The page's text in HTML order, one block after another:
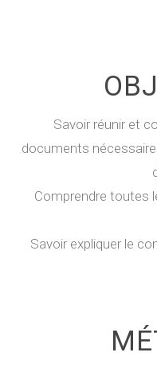
Savoir réunir et
documents
Comprendre toutes
Savoir expliquer le